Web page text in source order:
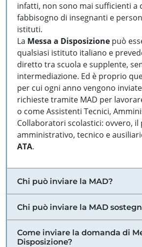
infatti, non sono mai sufficienti a
fabbisogno di insegnanti e
istituti.
La Messa a Disposizione può
qualsiasi istituto italiano e
diretto tra scuola e supplente,
intermediazione. Ed è proprio
per cui ogni anno vengono
richieste tramite MAD per
o come Assistenti Tecnici,
Collaboratori scolastici: ovvero, il
amministrativo, tecnico e
ATA.
Chi può inviare la MAD?
Chi può inviare la MAD
Come inviare la domanda di
Disposizione?